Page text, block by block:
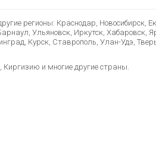
регионы: Краснодар,
Ульяновск, Иркутск, Хабаровск,
Курск, Ставрополь, Улан-Удэ,
и многие другие страны.